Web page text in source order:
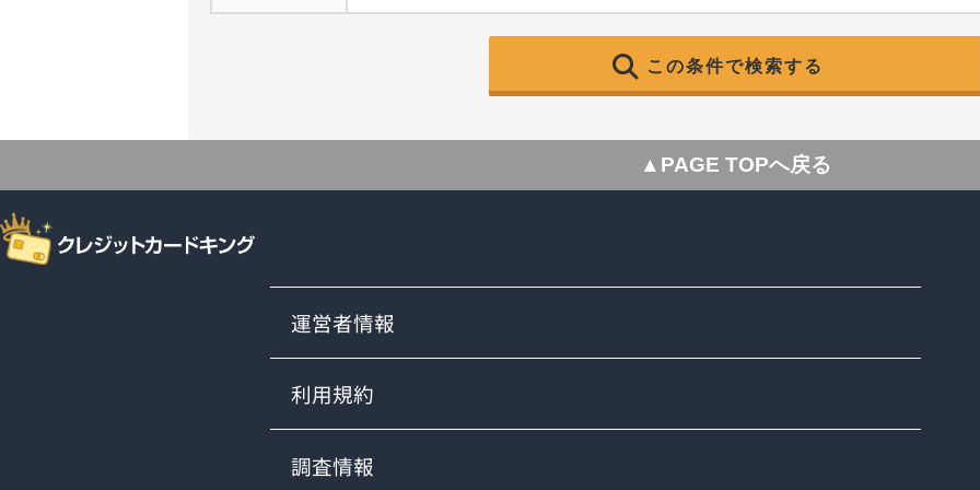
この条件で検索する
▲PAGE TOPへ戻る
運営者情報
利用規約
調査情報